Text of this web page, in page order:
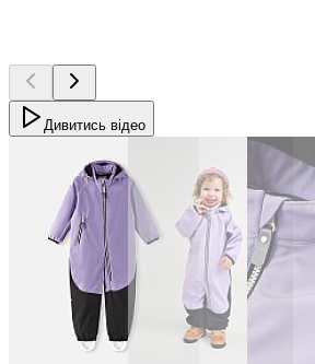
Дивитись відео